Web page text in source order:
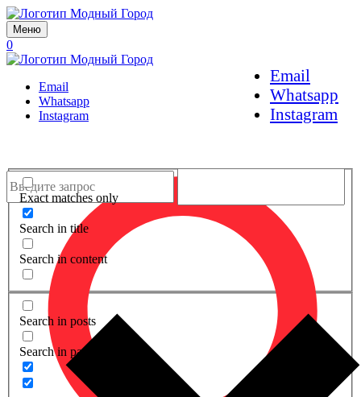
Меню
0
Email
Whatsapp
Instagram
Email
Whatsapp
Instagram
Exact matches only
Search in title
Search in content
Search in posts
Search in pages